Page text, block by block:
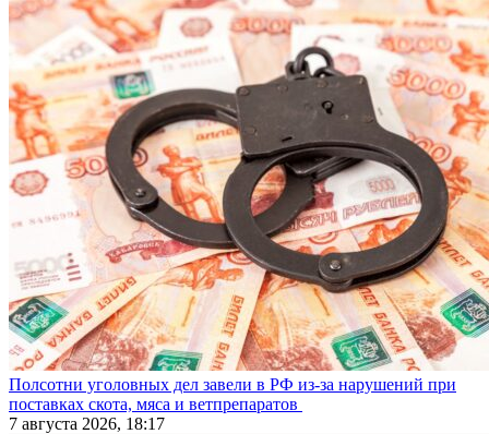
Полсотни уголовных дел завели в РФ из-за нарушений при
поставках скота, мяса и ветпрепаратов
7 августа 2026, 18:17